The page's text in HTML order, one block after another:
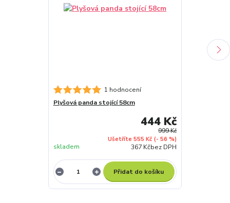
1 hodnocení
Plyšová panda stojící 58cm
999 Kč
Ušetříte 555 Kč (- 56 %)
444 Kč
367 Kčbez DPH
skladem
Přidat do košíku